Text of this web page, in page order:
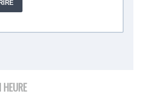
HEURE